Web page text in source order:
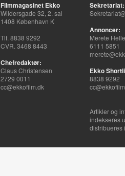
Filmmagasinet Ekko
Wildersgade 32, 2. sal
1408 København K
Tlf. 8838 9292
CVR. 3468 8443
Chefredaktør:
Claus Christensen
2729 0011
cc@ekkofilm.dk
Sekretariat:
Annoncer:
Merete
6111 5851
Ekko
8838 9292
Artikler og
indekseres
distribueres